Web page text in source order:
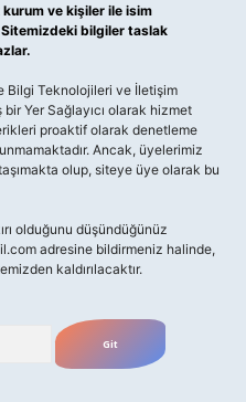
kurum ve kişiler ile isim
bilgiler taslak
Bilgi Teknolojileri ve İletişim
Yer Sağlayıcı olarak hizmet
proaktif olarak denetleme
Ancak, üyelerimiz
olup, siteye üye olarak bu
olduğunu düşündüğünüz
adresine bildirmeniz halinde,
kaldırılacaktır.